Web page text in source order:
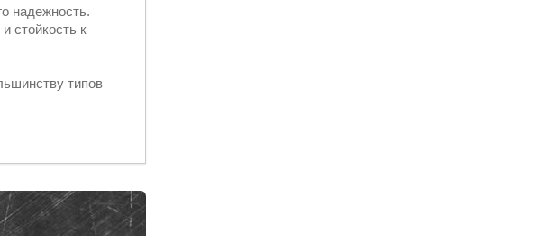
надежность.
стойкость к
типов